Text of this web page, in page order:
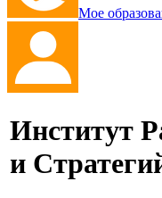
Мое
Институт
и